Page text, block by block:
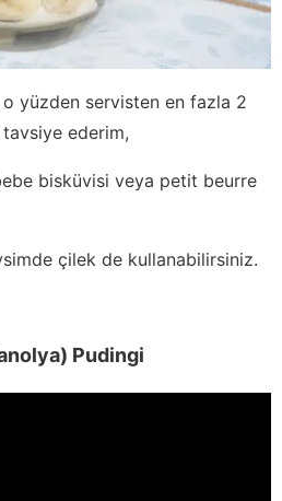
yüzden servisten en fazla 2
tavsiye ederim,
bisküvisi veya petit beurre
çilek de kullanabilirsiniz.
Pudingi